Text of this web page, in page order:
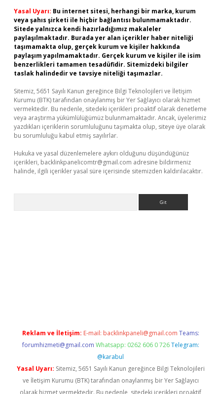
Yasal Uyarı: Bu internet sitesi, herhangi bir marka, kurum
veya şahıs şirketi ile hiçbir bağlantısı bulunmamaktadır.
Sitede yalnızca kendi hazırladığımız makaleler
paylaşılmaktadır. Burada yer alan içerikler haber niteliği
taşımamakta olup, gerçek kurum ve kişiler hakkında
paylaşım yapılmamaktadır. Gerçek kurum ve kişiler ile isim
benzerlikleri tamamen tesadüfidir. Sitemizdeki bilgiler
taslak halindedir ve tavsiye niteliği taşımazlar.
Sitemiz, 5651 Sayılı Kanun gereğince Bilgi Teknolojileri ve İletişim
Kurumu (BTK) tarafından onaylanmış bir Yer Sağlayıcı olarak hizmet
vermektedir. Bu nedenle, sitedeki içerikleri proaktif olarak denetleme
veya araştırma yükümlülüğümüz bulunmamaktadır. Ancak, üyelerimiz
yazdıkları içeriklerin sorumluluğunu taşımakta olup, siteye üye olarak
bu sorumluluğu kabul etmiş sayılırlar.
Hukuka ve yasal düzenlemelere aykırı olduğunu düşündüğünüz
içerikleri, backlinkpanelicomtr@gmail.com adresine bildirmeniz
halinde, ilgili içerikler yasal süre içerisinde sitemizden kaldırılacaktır.
Reklam ve İletişim: E-mail: backlinkpaneli@gmail.com Teams:
forumhizmeti@gmail.com Whatsapp: 0262 606 0 726 Telegram:
@karabul
Yasal Uyarı: Sitemiz, 5651 Sayılı Kanun gereğince Bilgi Teknolojileri
ve İletişim Kurumu (BTK) tarafından onaylanmış bir Yer Sağlayıcı
olarak hizmet vermektedir. Bu nedenle, sitedeki içerikleri proaktif